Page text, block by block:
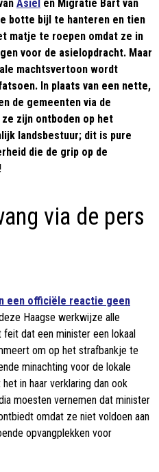
Asiel en Migratie Bart van
botte bijl te hanteren en tien
matje te roepen omdat ze in
voor de asielopdracht. Maar
machtsvertoon wordt
In plaats van een nette,
de gemeenten via de
zijn ontboden op het
landsbestuur; dit is pure
die de grip op de
via de pers
een officiële reactie geen
Haagse werkwijze alle
dat een minister een lokaal
om op het strafbankje te
minachting voor de lokale
in haar verklaring dan ook
moesten vernemen dat minister
omdat ze niet voldoen aan
opvangplekken voor